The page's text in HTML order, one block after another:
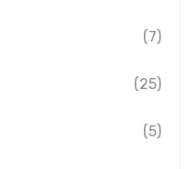
(7)
(25)
(5)